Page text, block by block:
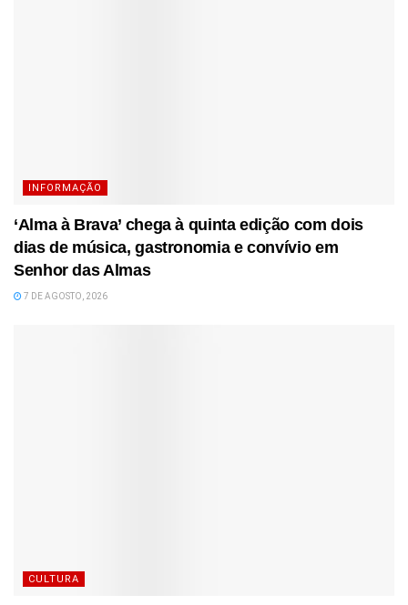
INFORMAÇÃO
‘Alma à Brava’ chega à quinta edição com dois
dias de música, gastronomia e convívio em
Senhor das Almas
7 DE AGOSTO, 2026
CULTURA